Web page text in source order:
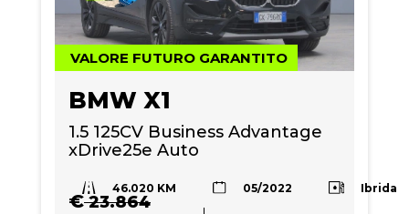
VALORE FUTURO GARANTITO
BMW X1
1.5 125CV Business Advantage
xDrive25e Auto
46.020 KM 05/2022 Ibrida
€23.864